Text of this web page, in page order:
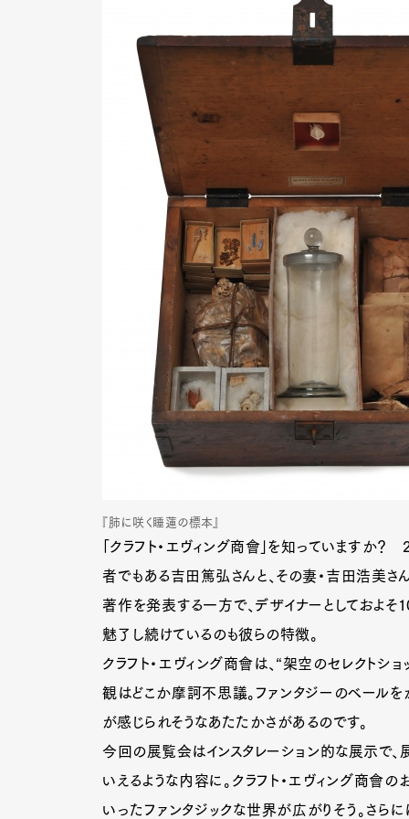
『肺に咲く睡蓮の標本』
「クラフト・エヴィング商會」を知っています
者でもある吉田篤弘さんと、その妻・吉田浩美さ
著作を発表する一方で、デザイナーとしておよ
魅了し続けているのも彼らの特徴。
クラフト・エヴィング商會は、“架空のセレクトシ
観はどこか摩訶不思議。ファンタジーのベール
が感じられそうなあたたかさがあるのです。
今回の展覧会はインスタレーション的な展示で
いえるような内容に。クラフト・エヴィング商會
いったファンタジックな世界が広がりそう。さら